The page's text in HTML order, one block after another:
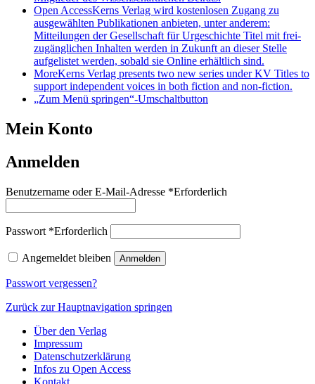
Open AccessKerns Verlag wird kostenlosen Zugang zu
ausgewählten Publikationen anbieten, unter anderem:
Mitteilungen der Gesellschaft für Urgeschichte Titel mit frei-
zugänglichen Inhalten werden in Zukunft an dieser Stelle
aufgelistet werden, sobald sie Online erhältlich sind.
MoreKerns Verlag presents two new series under KV Titles to
support independent voices in both fiction and non-fiction.
„Zum Menü springen“-Umschaltbutton
Mein Konto
Anmelden
Benutzername oder E-Mail-Adresse *Erforderlich
Passwort *Erforderlich
Angemeldet bleiben Anmelden
Passwort vergessen?
Zurück zur Hauptnavigation springen
Über den Verlag
Impressum
Datenschutzerklärung
Infos zu Open Access
Kontakt